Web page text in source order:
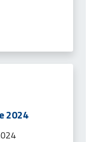
2024